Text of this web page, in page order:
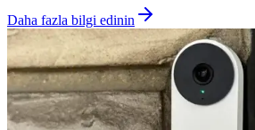
Daha fazla bilgi edinin